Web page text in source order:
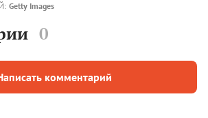
Getty Images
0
комментарий